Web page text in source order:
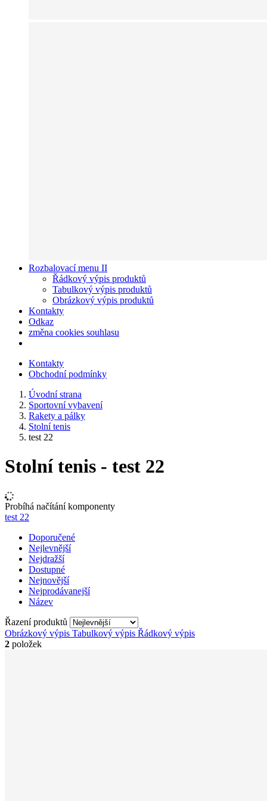
Rozbalovací menu II
Řádkový výpis produktů
Tabulkový výpis produktů
Obrázkový výpis produktů
Kontakty
Odkaz
změna cookies souhlasu
Kontakty
Obchodní podmínky
Úvodní strana
Sportovní vybavení
Rakety a pálky
Stolní tenis
test 22
Stolní tenis - test 22
Probíhá načítání komponenty
test 22
Doporučené
Nejlevnější
Nejdražší
Dostupné
Nejnovější
Nejprodávanejší
Název
Řazení produktů
Obrázkový výpis Tabulkový výpis Řádkový výpis
2 položek